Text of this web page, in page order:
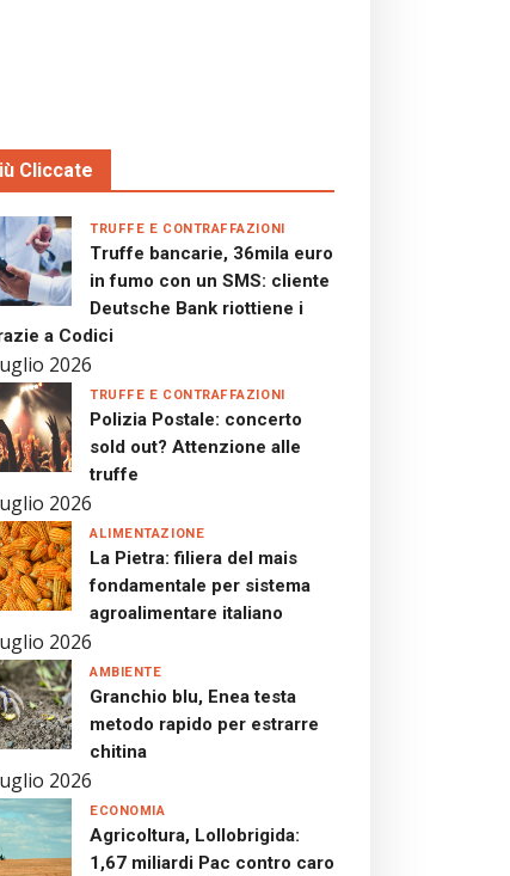
Cliccate
Truffe bancarie, 36mila euro
in fumo con un SMS: cliente
Deutsche Bank riottiene i
a Codici
2026
TRUFFE E CONTRAFFAZIONI
Polizia Postale: concerto
sold out? Attenzione alle
truffe
2026
TRUFFE E CONTRAFFAZIONI
La Pietra: filiera del mais
fondamentale per sistema
agroalimentare italiano
2026
ALIMENTAZIONE
Granchio blu, Enea testa
metodo rapido per estrarre
chitina
2026
AMBIENTE
Agricoltura, Lollobrigida:
1,67 miliardi Pac contro caro
ECONOMIA